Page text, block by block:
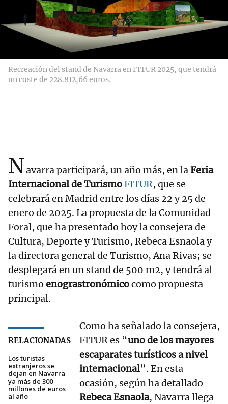
Recreación del stand de Navarra en FITUR 2025, que tendrá
un coste de 228.812,66 euros.
Navarra participará, un año más, en laFeria
Internacional de TurismoFITUR, que se
celebrará en Madrid entre los días 22 y 25 de
enero de 2025. La propuesta de la Comunidad
Foral, que ha presentado hoy la consejera de
Cultura, Deporte y Turismo, Rebeca Esnaola y
la directora general de Turismo, Ana Rivas; se
desplegará en un stand de 500 m2, y tendrá al
turismo enograstronómicocomo propuesta
principal.
RELACIONADAS
Los turistas
extranjeros se
dejan en Navarra
ya más de 300
millones de euros
al año
Como ha señalado la consejera,
FITUR es “uno de los mayores
escaparates turísticos a nivel
internacional”. En esta
ocasión, según ha detallado
Rebeca Esnaola, Navarra llega